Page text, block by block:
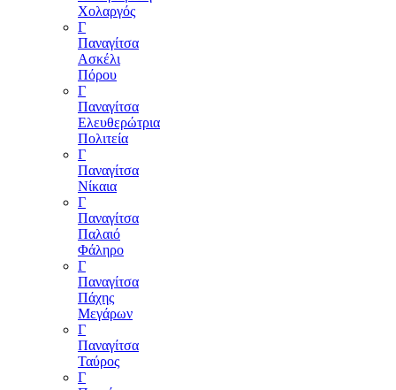
Χολαργός
Γ
Παναγίτσα
Ασκέλι
Πόρου
Γ
Παναγίτσα
Ελευθερώτρια
Πολιτεία
Γ
Παναγίτσα
Νίκαια
Γ
Παναγίτσα
Παλαιό
Φάληρο
Γ
Παναγίτσα
Πάχης
Μεγάρων
Γ
Παναγίτσα
Ταύρος
Γ